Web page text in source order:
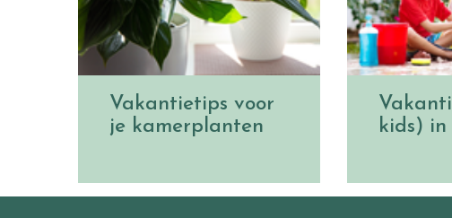
Vakantietips voor
je kamerplanten
kids)